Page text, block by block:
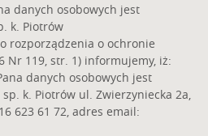
danych osobowych jest
k. Piotrów
rozporządzenia o ochronie
Nr 119, str. 1) informujemy, iż:
danych osobowych jest
k. Piotrów ul. Zwierzyniecka 2a,
623 61 72, adres email: